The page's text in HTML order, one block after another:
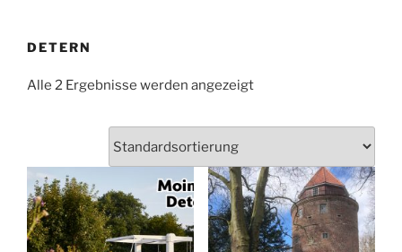
DETERN
Alle 2 Ergebnisse werden angezeigt